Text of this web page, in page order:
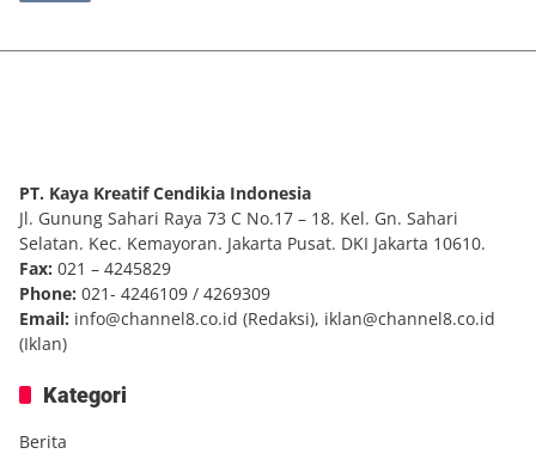
PT. Kaya Kreatif Cendikia Indonesia
Jl. Gunung Sahari Raya 73 C No.17 – 18. Kel. Gn. Sahari
Selatan. Kec. Kemayoran. Jakarta Pusat. DKI Jakarta 10610.
Fax: 021 – 4245829
Phone: 021- 4246109 / 4269309
Email: info@channel8.co.id (Redaksi), iklan@channel8.co.id
(Iklan)
Kategori
Berita